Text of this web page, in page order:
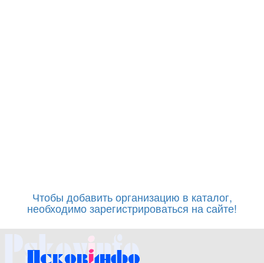
Чтобы добавить организацию в каталог,
необходимо зарегистрироваться на сайте!